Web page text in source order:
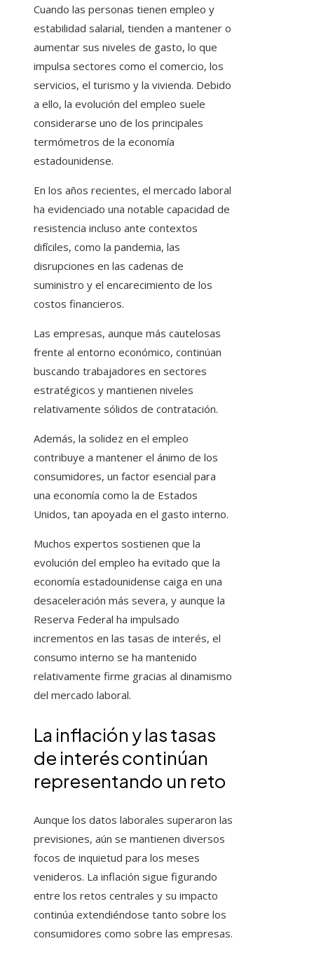
Cuando las personas tienen empleo y
estabilidad salarial, tienden a mantener o
aumentar sus niveles de gasto, lo que
impulsa sectores como el comercio, los
servicios, el turismo y la vivienda. Debido
a ello, la evolución del empleo suele
considerarse uno de los principales
termómetros de la economía
estadounidense.
En los años recientes, el mercado laboral
ha evidenciado una notable capacidad de
resistencia incluso ante contextos
difíciles, como la pandemia, las
disrupciones en las cadenas de
suministro y el encarecimiento de los
costos financieros.
Las empresas, aunque más cautelosas
frente al entorno económico, continúan
buscando trabajadores en sectores
estratégicos y mantienen niveles
relativamente sólidos de contratación.
Además, la solidez en el empleo
contribuye a mantener el ánimo de los
consumidores, un factor esencial para
una economía como la de Estados
Unidos, tan apoyada en el gasto interno.
Muchos expertos sostienen que la
evolución del empleo ha evitado que la
economía estadounidense caiga en una
desaceleración más severa, y aunque la
Reserva Federal ha impulsado
incrementos en las tasas de interés, el
consumo interno se ha mantenido
relativamente firme gracias al dinamismo
del mercado laboral.
La inflación y las tasas
de interés continúan
representando un reto
Aunque los datos laborales superaron las
previsiones, aún se mantienen diversos
focos de inquietud para los meses
venideros. La inflación sigue figurando
entre los retos centrales y su impacto
continúa extendiéndose tanto sobre los
consumidores como sobre las empresas.